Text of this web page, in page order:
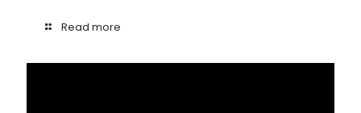
Read more